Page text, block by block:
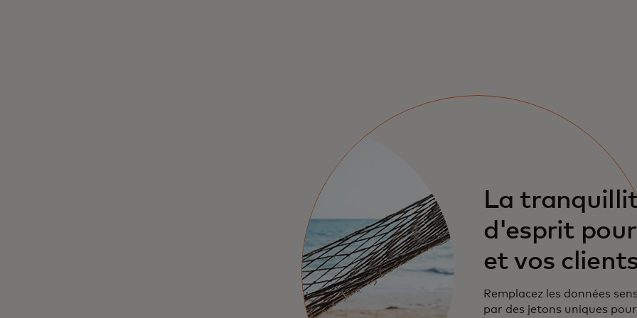
La
d'esprit pour
et vos
Remplacez les données
par des jetons uniques pour